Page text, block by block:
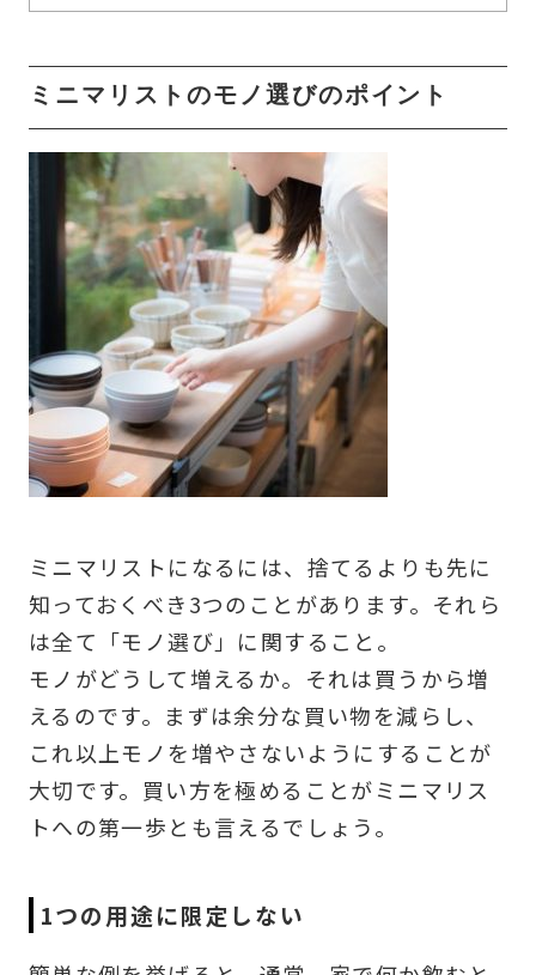
ミニマリストのモノ選びのポイント
ミニマリストになるには、捨てるよりも先に
知っておくべき3つのことがあります。それら
は全て「モノ選び」に関すること。
モノがどうして増えるか。それは買うから増
えるのです。まずは余分な買い物を減らし、
これ以上モノを増やさないようにすることが
大切です。買い方を極めることがミニマリス
トへの第一歩とも言えるでしょう。
1つの用途に限定しない